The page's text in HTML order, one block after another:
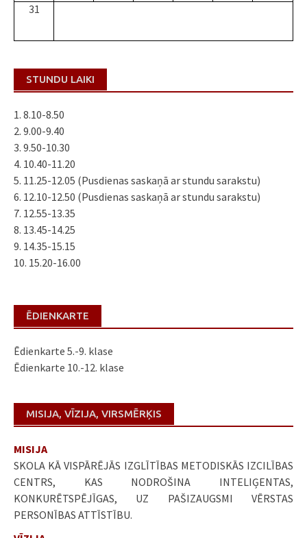
31
STUNDU LAIKI
1. 8.10-8.50
2. 9.00-9.40
3. 9.50-10.30
4. 10.40-11.20
5. 11.25-12.05 (Pusdienas saskaņā ar stundu sarakstu)
6. 12.10-12.50 (Pusdienas saskaņā ar stundu sarakstu)
7. 12.55-13.35
8. 13.45-14.25
9. 14.35-15.15
10. 15.20-16.00
ĒDIENKARTE
Ēdienkarte 5.-9. klase
Ēdienkarte 10.-12. klase
MISIJA, VĪZIJA, VIRSMĒRĶIS
MISIJA
SKOLA KĀ VISPĀRĒJĀS IZGLĪTĪBAS METODISKĀS IZCILĪBAS
CENTRS, KAS NODROŠINA INTELIĢENTAS,
KONKURĒTSPĒJĪGAS, UZ PAŠIZAUGSMI VĒRSTAS
PERSONĪBAS ATTĪSTĪBU.